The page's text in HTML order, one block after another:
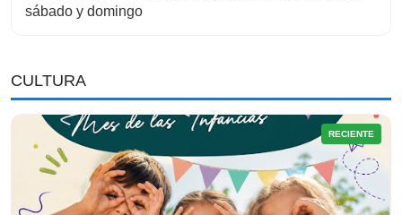
sábado y domingo
CULTURA
RECIENTE